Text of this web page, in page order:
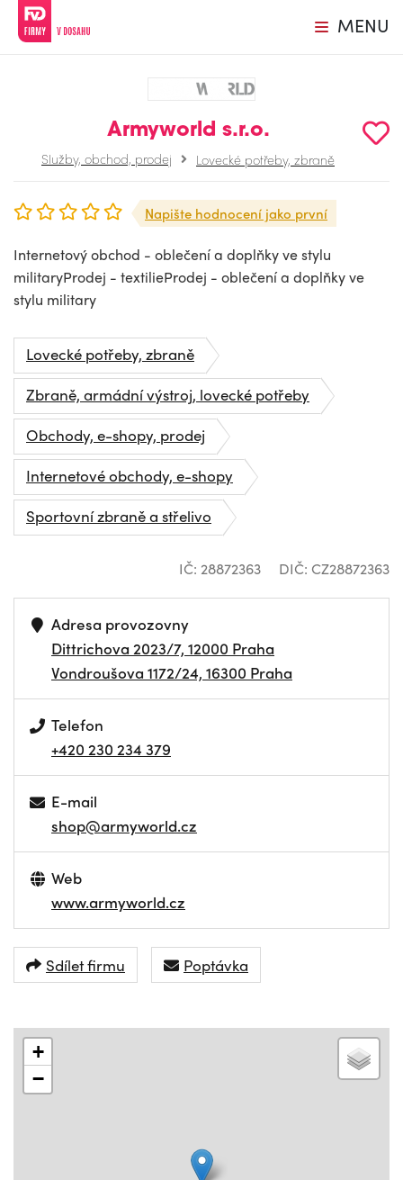
MENU
Armyworld s.r.o.
Služby, obchod, prodej Lovecké potřeby, zbraně
Napište hodnocení jako první
Internetový obchod - oblečení a doplňky ve stylu
militaryProdej - textilieProdej - oblečení a doplňky ve
stylu military
Lovecké potřeby, zbraně
Zbraně, armádní výstroj, lovecké potřeby
Obchody, e-shopy, prodej
Internetové obchody, e-shopy
Sportovní zbraně a střelivo
IČ: 28872363 DIČ: CZ28872363
Adresa provozovny
Dittrichova 2023/7, 12000 Praha
Vondroušova 1172/24, 16300 Praha
Telefon
+420 230 234 379
E-mail
shop@armyworld.cz
Web
www.armyworld.cz
Sdílet firmu Poptávka
+
−